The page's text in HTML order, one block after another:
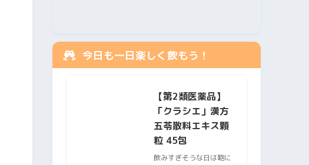
今日も一日楽しく飲もう！
【第2類医薬品】
「クラシエ」漢方
五苓散料エキス顆
粒 45包
飲みすぎそうな日は鞄に